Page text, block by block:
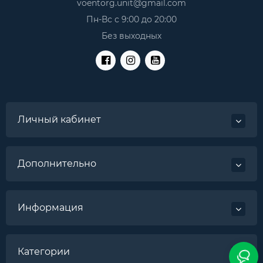
Легкость. Этот критерий особенно важен для
представительниц красивого пола. Ведь
женщинам часто приходится переносить доску
по квартире. Как правило, продажа гладильных
досок предусматривает данный факт. Поэтому их
делают мобильными, небольшие по весу, что
только способствует быстрому перемещению.
основе типа материала. Это первый критерий
конструкции и продлевают срок эксплуатации.
разобранном виде. Это особенно важно для тех,
кто проживает в малогабаритной квартире.
При этом важны дополнительный функции и
voentorg.unit@gmail.com
Пн-Вс с 9:00 до 20:00
Без выходных
Личный кабинет
Дополнительно
Информация
Категории